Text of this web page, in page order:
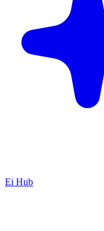
Ei Hub